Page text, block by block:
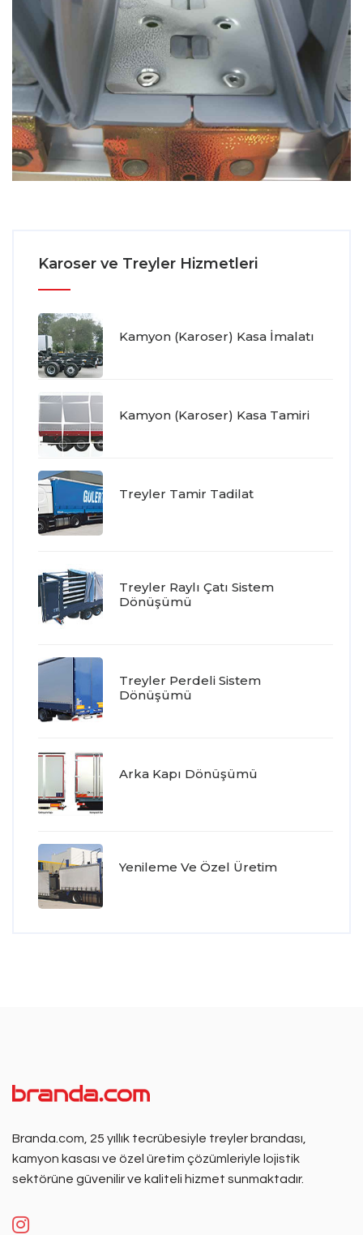
Karoser ve Treyler Hizmetleri
Kamyon (Karoser) Kasa İmalatı
Kamyon (Karoser) Kasa Tamiri
Treyler Tamir Tadilat
Treyler Raylı Çatı Sistem
Dönüşümü
Treyler Perdeli Sistem
Dönüşümü
Arka Kapı Dönüşümü
Yenileme Ve Özel Üretim
Branda.com, 25 yıllık tecrübesiyle treyler brandası,
kamyon kasası ve özel üretim çözümleriyle lojistik
sektörüne güvenilir ve kaliteli hizmet sunmaktadır.